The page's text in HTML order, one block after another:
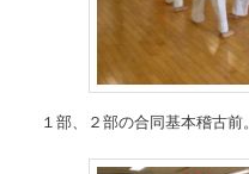
１部、２部の合同基本稽古前。